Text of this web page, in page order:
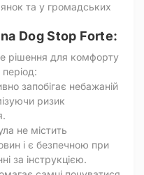
та у громадських
Dog Stop Forte:
рішення для комфорту
запобігає небажаній
ризик
не містить
і є безпечною при
за інструкцією.